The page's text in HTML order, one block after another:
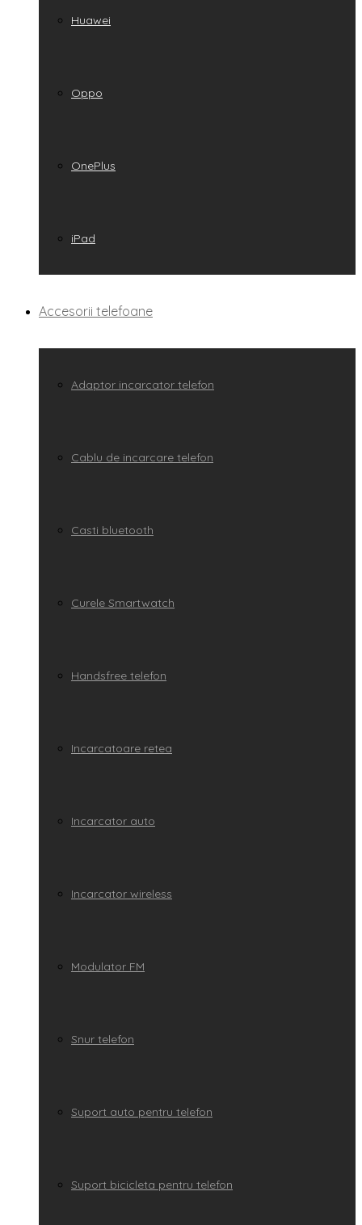
Huawei
Oppo
OnePlus
iPad
Accesorii telefoane
Adaptor incarcator telefon
Cablu de incarcare telefon
Casti bluetooth
Curele Smartwatch
Handsfree telefon
Incarcatoare retea
Incarcator auto
Incarcator wireless
Modulator FM
Snur telefon
Suport auto pentru telefon
Suport bicicleta pentru telefon